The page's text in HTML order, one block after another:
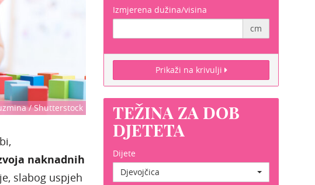
/ Shutterstock
naknadnih
slabog uspjeh
Izmjerena dužina/visina
cm
Prikaži na krivulji
TEŽINA ZA DOB
DJETETA
Dijete
Djevojčica